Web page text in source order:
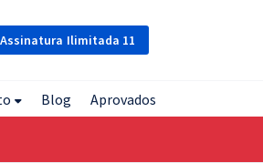
Assinatura Ilimitada 11
Blog Aprovados